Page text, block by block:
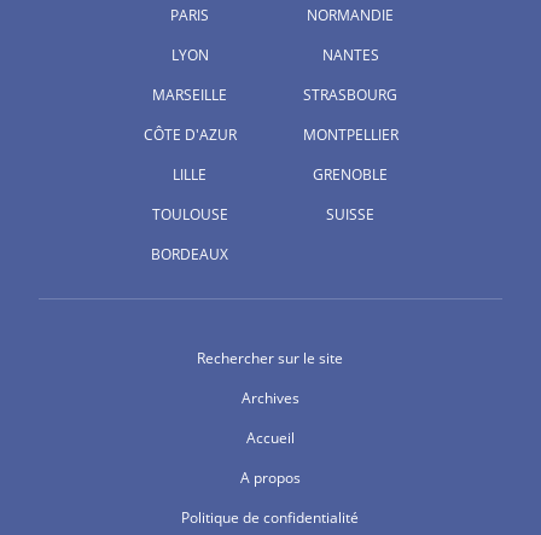
PARIS
LYON
MARSEILLE
CÔTE D'AZUR
LILLE
TOULOUSE
BORDEAUX
NORMANDIE
NANTES
STRASBOURG
MONTPELLIER
GRENOBLE
SUISSE
Rechercher sur le site
Archives
Accueil
A propos
Politique de confidentialité